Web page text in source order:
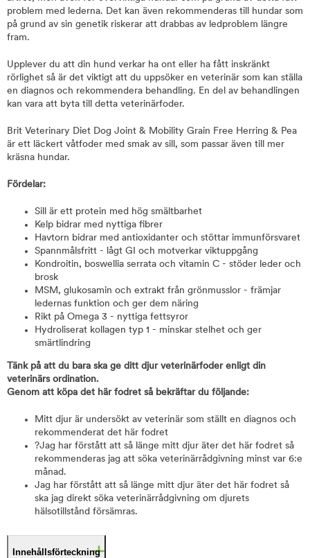
problem med lederna. Det kan även rekommenderas till hundar som
på grund av sin genetik riskerar att drabbas av ledproblem längre
fram.
Upplever du att din hund verkar ha ont eller ha fått inskränkt
rörlighet så är det viktigt att du uppsöker en veterinär som kan ställa
en diagnos och rekommendera behandling. En del av behandlingen
kan vara att byta till detta veterinärfoder.
Brit Veterinary Diet Dog Joint & Mobility Grain Free Herring & Pea
är ett läckert våtfoder med smak av sill, som passar även till mer
kräsna hundar.
Fördelar:
Sill är ett protein med hög smältbarhet
Kelp bidrar med nyttiga fibrer
Havtorn bidrar med antioxidanter och stöttar immunförsvaret
Spannmålsfritt - lågt GI och motverkar viktuppgång
Kondroitin, boswellia serrata och vitamin C - stöder leder och
brosk
MSM, glukosamin och extrakt från grönmusslor - främjar
ledernas funktion och ger dem näring
Rikt på Omega 3 - nyttiga fettsyror
Hydroliserat kollagen typ 1 - minskar stelhet och ger
smärtlindring
Tänk på att du bara ska ge ditt djur veterinärfoder enligt din
veterinärs ordination.
Genom att köpa det här fodret så bekräftar du följande:
Mitt djur är undersökt av veterinär som ställt en diagnos och
rekommenderat det här fodret
?Jag har förstått att så länge mitt djur äter det här fodret så
rekommenderas jag att söka veterinärrådgivning minst var 6:e
månad.
Jag har förstått att så länge mitt djur äter det här fodret så
ska jag direkt söka veterinärrådgivning om djurets
hälsotillstånd försämras.
Innehållsförteckning